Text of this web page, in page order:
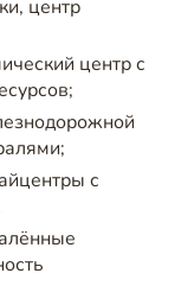
центр
центр с
с